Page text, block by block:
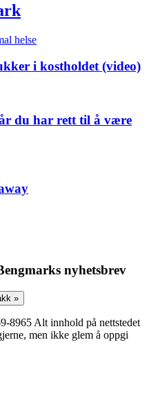
helse
i kostholdet (video)
du har rett til å være
nyhetsbrev
»
8965 Alt innhold på nettstedet
men ikke glem å oppgi